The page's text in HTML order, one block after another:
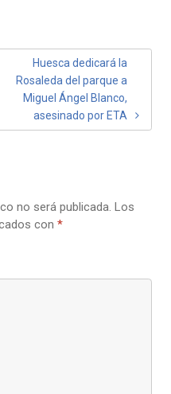
Huesca dedicará la
Rosaleda del parque a
Miguel Ángel Blanco,
asesinado por ETA
no será publicada. Los
con *